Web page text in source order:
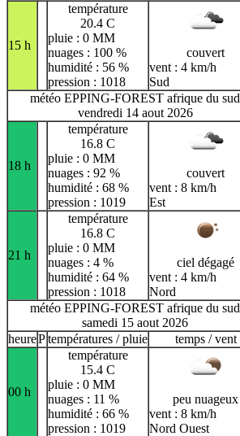
15 h
température
20.4 C
pluie : 0 MM
nuages : 100 %
humidité : 56 %
pression : 1018
couvert
vent : 4 km/h
Sud
météo EPPING-FOREST afrique du sud
vendredi 14 aout 2026
18 h
température
16.8 C
pluie : 0 MM
nuages : 92 %
humidité : 68 %
pression : 1019
couvert
vent : 8 km/h
Est
21 h
température
16.8 C
pluie : 0 MM
nuages : 4 %
humidité : 64 %
pression : 1018
ciel dégagé
vent : 4 km/h
Nord
météo EPPING-FOREST afrique du sud
samedi 15 aout 2026
heurePtempératures / pluie temps / vent
00 h
température
15.4 C
pluie : 0 MM
nuages : 11 %
humidité : 66 %
pression : 1019
peu nuageux
vent : 8 km/h
Nord Ouest